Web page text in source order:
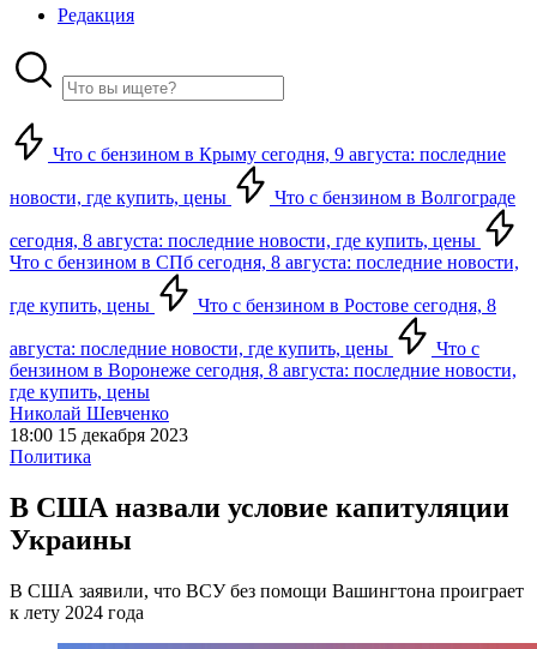
Редакция
Что с бензином в Крыму сегодня, 9 августа: последние
новости, где купить, цены Что с бензином в Волгограде
сегодня, 8 августа: последние новости, где купить, цены
Что с бензином в СПб сегодня, 8 августа: последние новости,
где купить, цены Что с бензином в Ростове сегодня, 8
августа: последние новости, где купить, цены
Что с
бензином в Воронеже сегодня, 8 августа: последние новости,
где купить, цены
Николай Шевченко
18:00 15 декабря 2023
Политика
В США назвали условие капитуляции
Украины
В США заявили, что ВСУ без помощи Вашингтона проиграет
к лету 2024 года